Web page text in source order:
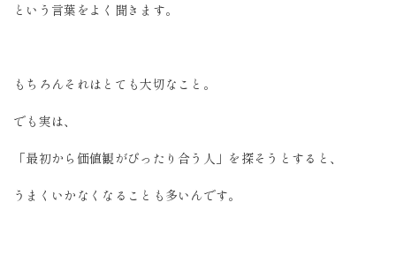
という言葉をよく聞きます。
もちろんそれはとても大切なこと。
でも実は、
「最初から価値観がぴったり合う人」を探そうとすると、
うまくいかなくなることも多いんです。